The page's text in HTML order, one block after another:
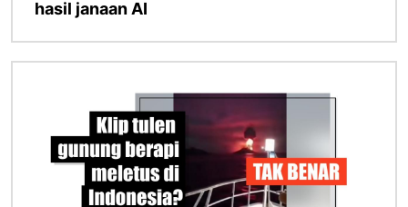
hasil janaan AI